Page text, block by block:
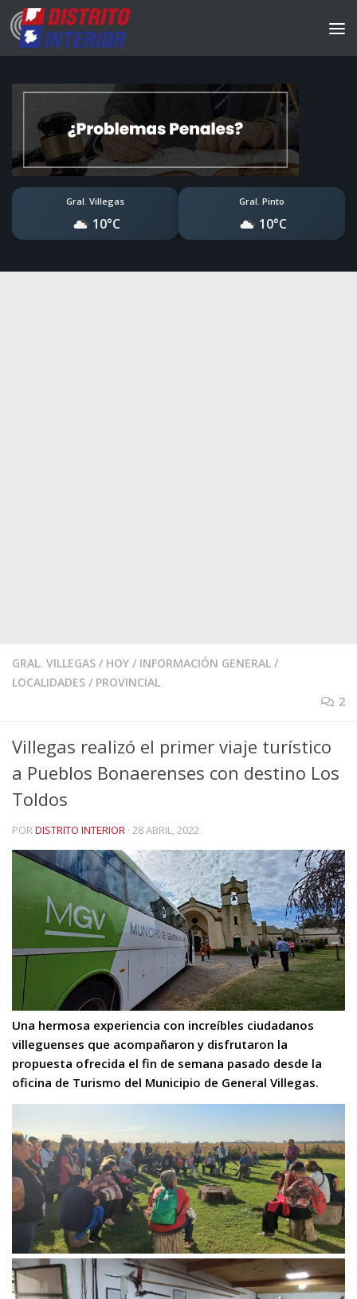
Gral. Villegas
10°C
Gral. Pinto
10°C
GRAL. VILLEGAS / HOY / INFORMACIÓN GENERAL /
LOCALIDADES / PROVINCIAL
2
Villegas realizó el primer viaje turístico
a Pueblos Bonaerenses con destino Los
Toldos
PORDISTRITO INTERIOR · 28 ABRIL, 2022
Una hermosa experiencia con increíbles ciudadanos
villeguenses que acompañaron y disfrutaron la
propuesta ofrecida el fin de semana pasado desde la
oficina de Turismo del Municipio de General Villegas.